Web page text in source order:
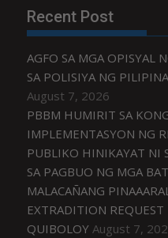
Recent Post
AGFO SA MGA OPISYAL
SA POLISIYA NG
August 7, 2026
PBBM HUMIRIT SA
IMPLEMENTASYON NG
PUBLIKO HINIKAYAT NI
SA PAGBUO NG MGA
MALACAÑANG
EXTRADITION REQUEST
QUIBOLOY August 7,